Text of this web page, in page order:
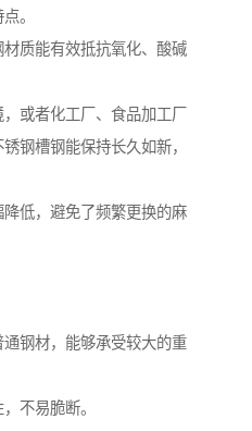
。
质能有效抵抗氧化、酸碱
或者化工厂、食品加工厂
钢槽钢能保持长久如新，
低，避免了频繁更换的麻
钢材，能够承受较大的重
不易脆断。